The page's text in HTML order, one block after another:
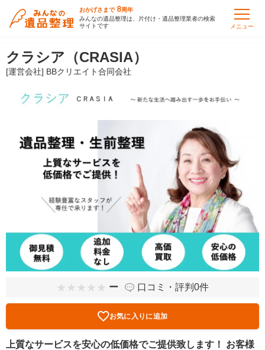
おかげさまで 8周年
みんなの遺品整理は、片付け・遺品整理業者の検索
サイトです
メニュー
クラシア（CRASIA）
[運営会社] BBクリエイト合同会社
ー 口コミ・評判0件
お気に入りに追加
上質なサービスを安心の低価格でご提供致します！ お客様